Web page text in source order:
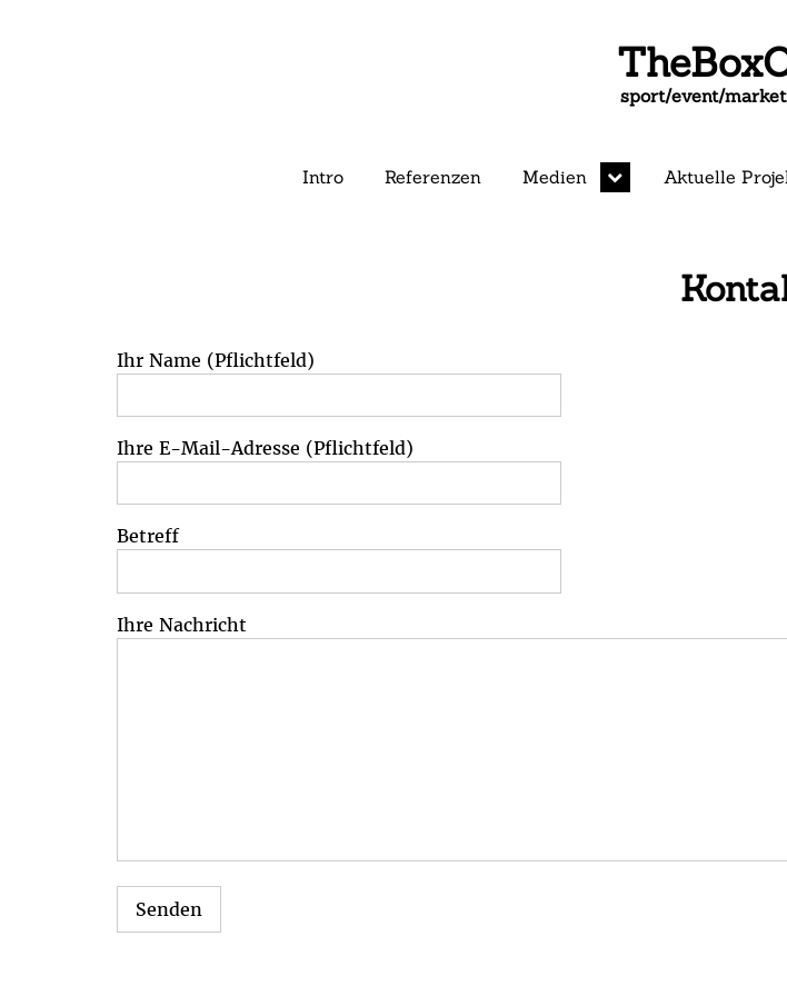
sport/event/
Intro Referenzen Medien
expand
child
Aktuelle
Ihr Name (Pflichtfeld)
Ihre E-Mail-Adresse (Pflichtfeld)
Betreff
Ihre Nachricht